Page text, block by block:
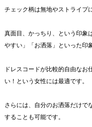
チェック柄は無地やストライプ
真面目、かっちり、という印象
やすい」「お洒落」といった印
ドレスコードが比較的自由なお
い！という女性には最適です。
さらには、自分のお洒落だけで
することも可能です。